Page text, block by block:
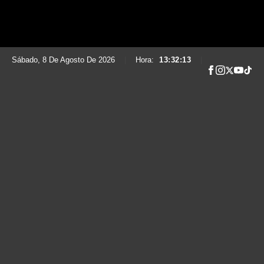
Sábado, 8 De Agosto De 2026 Hora: 13:32:14